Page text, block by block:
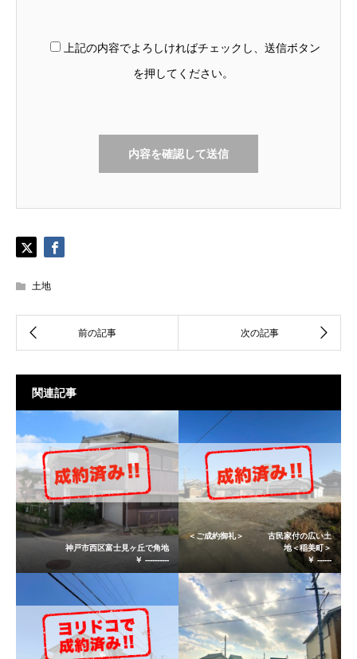
上記の内容でよろしければチェックし、送信ボタン
を押してください。
土地
関連記事
神戸市西区富士見ヶ丘で角地
￥ ----------
＜ご成約御礼＞ 古民家付の広い土
地＜稲美町＞
￥ ------